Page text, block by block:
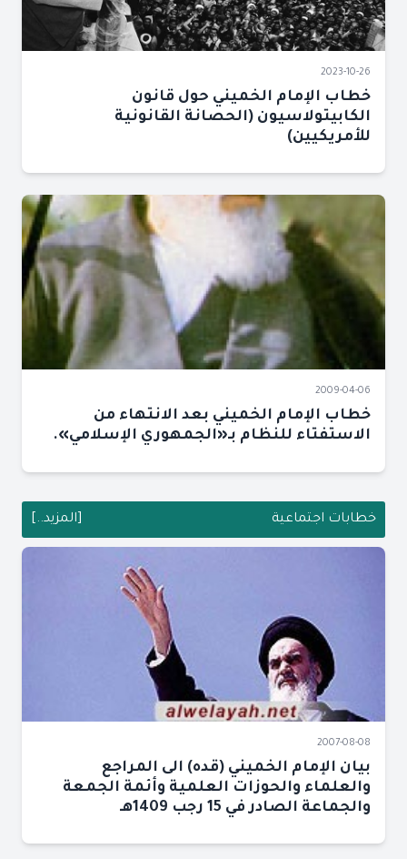
2023-10-26
خطاب الإمام الخميني حول قانون
الكابيتولاسيون (الحصانة القانونية
للأمريكيين)
2009-04-06
خطاب الإمام الخميني بعد الانتهاء من
الاستفتاء للنظام بـ«الجمهوري الإسلامي».
خطابات اجتماعية [المزيد..]
2007-08-08
بيان الإمام الخميني (قده) الى المراجع
والعلماء والحوزات العلمية وأئمة الجمعة
والجماعة الصادر في 15 رجب 1409هـ